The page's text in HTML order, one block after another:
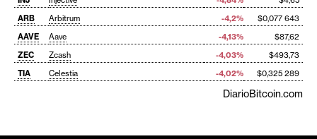
ARB
Arbitrum -4,2%
$0,077 643
AAVE
Aave -4,13%
$87,62
ZEC
Zcash -4,03%
$493,73
TIA
Celestia -4,02% $0,325 289
DiarioBitcoin.com